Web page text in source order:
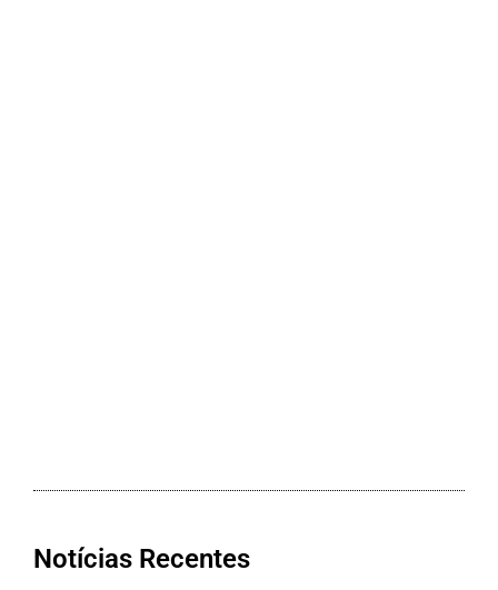
Notícias Recentes